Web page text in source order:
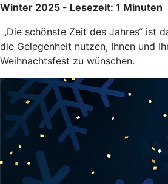
Winter 2025 - Lesezeit: 1 Minuten
„Die schönste Zeit des Jahres“ ist
die Gelegenheit nutzen, Ihnen und
Weihnachtsfest zu wünschen.